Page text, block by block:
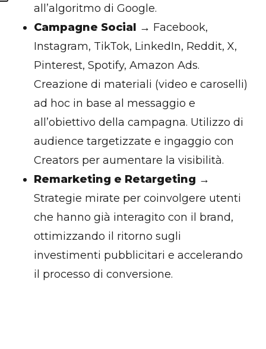
all’algoritmo di Google.
Campagne Social → Facebook,
Instagram, TikTok, LinkedIn, Reddit, X,
Pinterest, Spotify, Amazon Ads.
Creazione di materiali (video e caroselli)
ad hoc in base al messaggio e
all’obiettivo della campagna. Utilizzo di
audience targetizzate e ingaggio con
Creators per aumentare la visibilità.
Remarketing e Retargeting →
Strategie mirate per coinvolgere utenti
che hanno già interagito con il brand,
ottimizzando il ritorno sugli
investimenti pubblicitari e accelerando
il processo di conversione.